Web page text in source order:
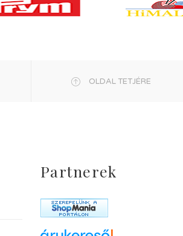
OLDAL TETJÉRE
Partnerek